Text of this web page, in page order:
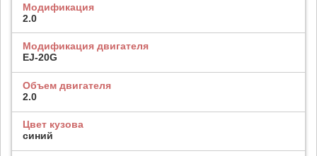
Модификация
2.0
Модификация двигателя
EJ-20G
Объем двигателя
2.0
Цвет кузова
синий